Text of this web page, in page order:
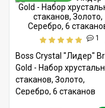
1
Boss Crystal "Лидер"
Gold - Набор
стаканов, Золото,
Серебро, 6 стаканов